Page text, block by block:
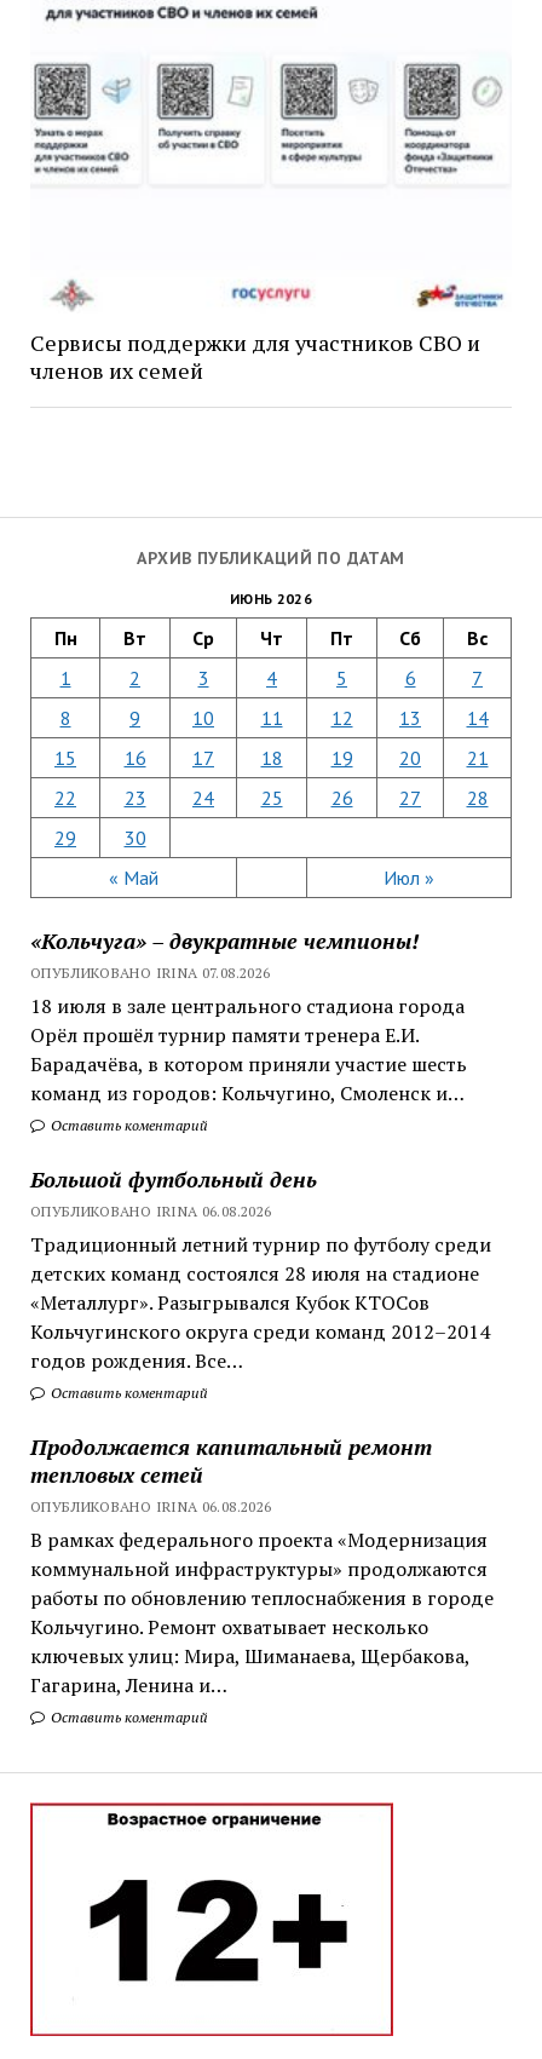
АРХИВ ПУБЛИКАЦИЙ ПО ДАТАМ
ИЮНЬ 2026
Пн Вт Ср Чт Пт Сб Вс
« Май Июл »
1 2 3 4 5 6
7
8
9 10 11 12 13
14
15
16 17 18 19 20
21
22
23 24 25 26 27
28
29
30
«Кольчуга» – двукратные чемпионы!
ОПУБЛИКОВАНО IRINA 07.08.2026
18 июля в зале центрального стадиона города
Орёл прошёл турнир памяти тренера Е.И.
Барадачёва, в котором приняли участие шесть
команд из городов: Кольчугино, Смоленск и…
Оставить коментарий
Большой футбольный день
ОПУБЛИКОВАНО IRINA 06.08.2026
Традиционный летний турнир по футболу среди
детских команд состоялся 28 июля на стадионе
«Металлург». Разыгрывался Кубок КТОСов
Кольчугинского округа среди команд 2012–2014
годов рождения. Все…
Оставить коментарий
Продолжается капитальный ремонт
тепловых сетей
ОПУБЛИКОВАНО IRINA 06.08.2026
В рамках федерального проекта «Модернизация
коммунальной инфраструктуры» продолжаются
работы по обновлению теплоснабжения в городе
Кольчугино. Ремонт охватывает несколько
ключевых улиц: Мира, Шиманаева, Щербакова,
Гагарина, Ленина и…
Оставить коментарий
Сервисы поддержки для участников СВО и
членов их семей